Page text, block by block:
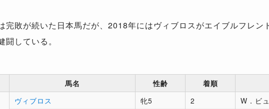
完敗が続いた日本馬だが、2018年にはヴィブロスがエイブルフレン
闘している。
馬名 性齢 着順
ヴィブロス 牝5 2 W．ビ